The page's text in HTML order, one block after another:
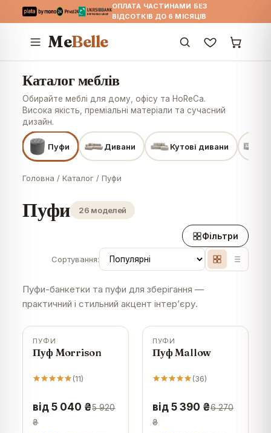
ОПЛАТА ЧАСТИНАМИ БЕЗ
ВІДСОТКІВ ДО 6 МІСЯЦІВ
MeBelle
Каталог меблів
Обирайте меблі для дому, офісу та HoReCa.
Висока якість, преміальні матеріали та сучасний
дизайн.
Пуфи Дивани Кутові дивани
Головна /Каталог /Пуфи
Пуфи 26 моделей
Фільтри
Сортування:
Пуфи-банкетки та пуфи для зберігання —
практичний і стильний акцент інтер’єру.
-15%
ПУФИ
Пуф Morrison
(11)
від 5 040 ₴5 920
₴
-14%
ПУФИ
Пуф Mallow
(36)
від 5 390 ₴6 270
₴